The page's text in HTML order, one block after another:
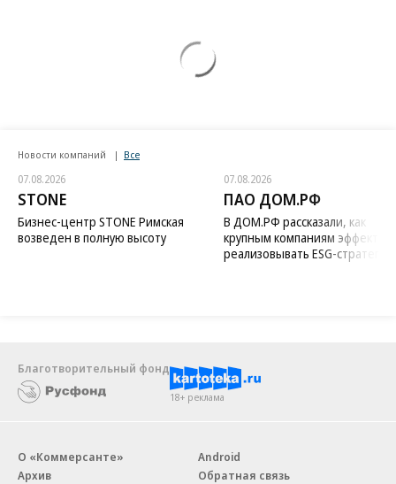
Новости компаний Все
07.08.2026
STONE
Бизнес-центр STONE Римская
возведен в полную высоту
07.08.2026
ПАО ДОМ.РФ
В ДОМ.РФ рассказали, как
крупным компаниям
реализовывать ESG-стратегию
Благотворительный фонд
18+ реклама
О «Коммерсанте»
Архив
Android
Обратная связь